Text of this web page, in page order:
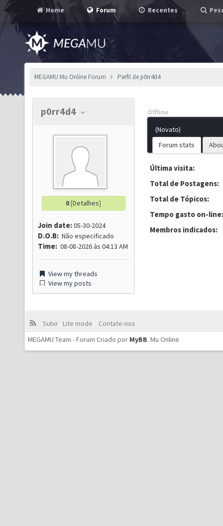
Home Forum Recentes
MEGAMU Mu Online Forum Perfil de p0rr4d4
p0rr4d4
0[Detalhes]
Join date:05-30-2024
D.O.B: Não especificado
Time: 08-08-2026 às 04:13 AM
View my threads
View my posts
Offline
(Novato)
Forum stats
Última visita:
Total de Postagens:
Total de Tópicos:
Tempo gasto on-line:
Membros indicados:
Subir Lite mode
Contate-nos
MEGAMU Team - Forum Criado por MyBB. Mu Online